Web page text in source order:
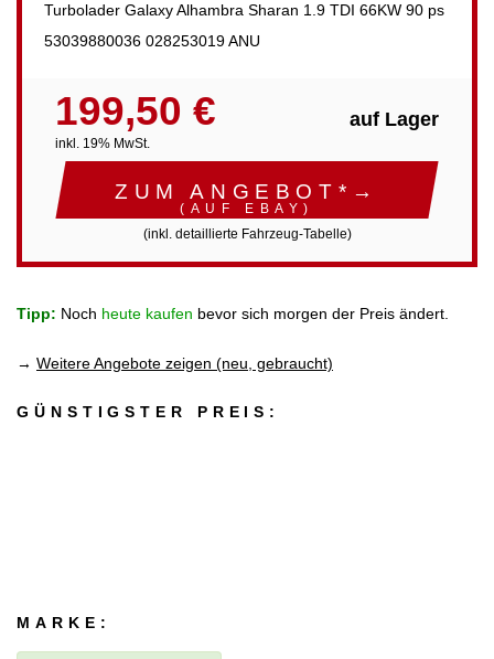
Turbolader Galaxy Alhambra Sharan 1.9 TDI 66KW 90 ps
53039880036 028253019 ANU
199,50 €
inkl. 19% MwSt.
auf Lager
ZUM ANGEBOT*→
(AUF EBAY)
(inkl. detaillierte Fahrzeug-Tabelle)
Tipp: Noch heute kaufen bevor sich morgen der Preis ändert.
→ Weitere Angebote zeigen (neu, gebraucht)
GÜNSTIGSTER PREIS:
MARKE: